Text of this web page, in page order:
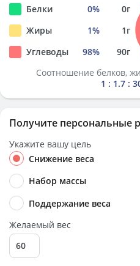
Белки 0% 0г
Жиры
1% 1г
Углеводы
98% 90г
Соотношение белков,
1 : 1.7 :
Получите персональные
Укажите вашу цель
Снижение веса
Набор массы
Поддержание веса
Желаемый вес